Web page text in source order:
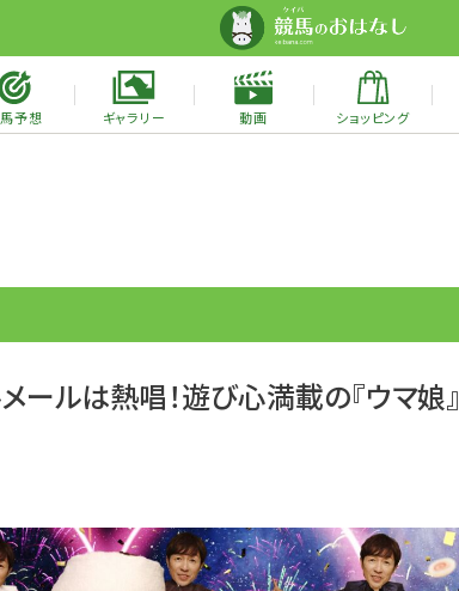
予想 ギャラリー 動画 ショッピング
ールは熱唱！遊び心満載の『ウマ娘』